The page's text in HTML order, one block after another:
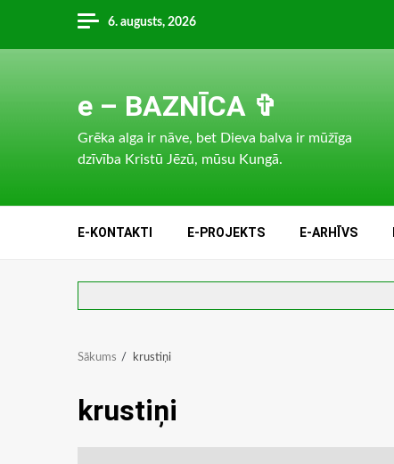
content
6. augusts, 2026
e – BAZNĪCA ✞
Grēka alga ir nāve, bet Dieva balva ir mūžīga
dzīvība Kristū Jēzū, mūsu Kungā.
E-KONTAKTI E-PROJEKTS E-ARHĪVS
Sākums krustiņi
krustiņi